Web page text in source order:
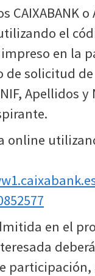
CAIXABANK
el
en la
de solicitud
Apellidos y
online
en el
participación,